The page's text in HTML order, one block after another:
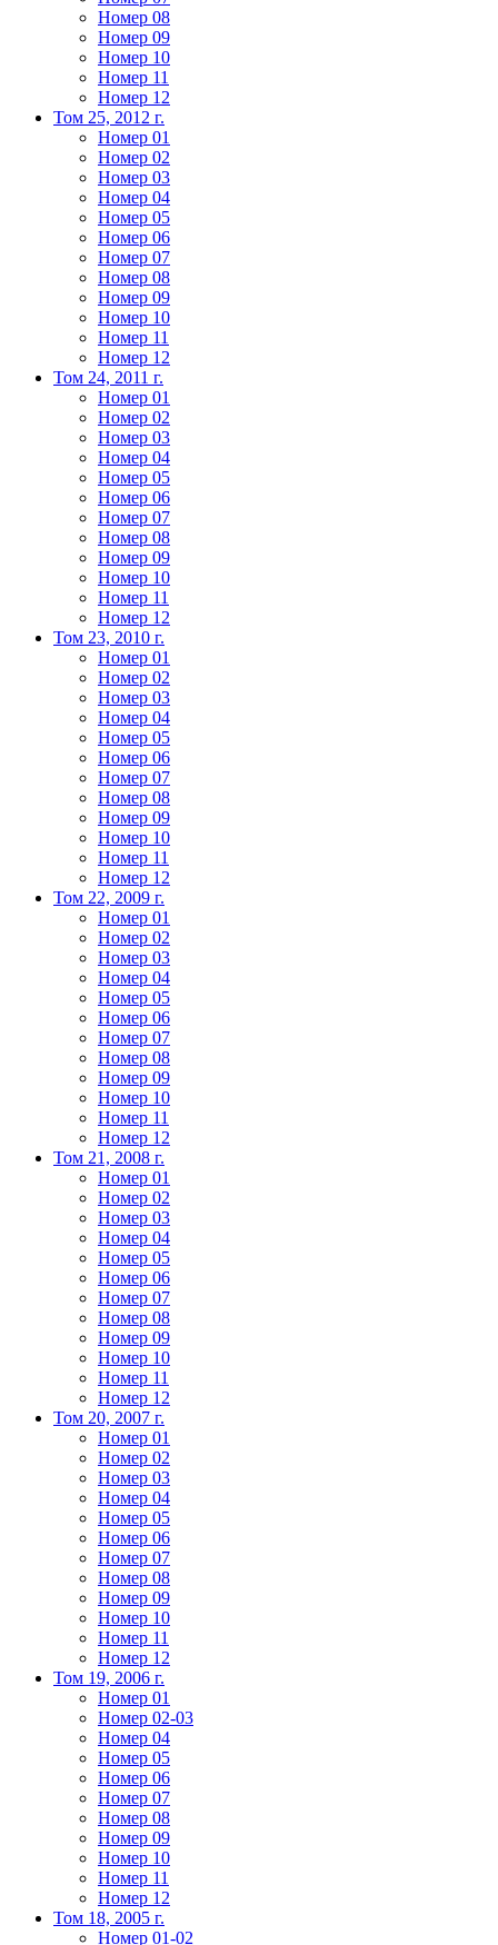
Номер 08
Номер 09
Номер 10
Номер 11
Номер 12
Том 25, 2012 г.
Номер 01
Номер 02
Номер 03
Номер 04
Номер 05
Номер 06
Номер 07
Номер 08
Номер 09
Номер 10
Номер 11
Номер 12
Том 24, 2011 г.
Номер 01
Номер 02
Номер 03
Номер 04
Номер 05
Номер 06
Номер 07
Номер 08
Номер 09
Номер 10
Номер 11
Номер 12
Том 23, 2010 г.
Номер 01
Номер 02
Номер 03
Номер 04
Номер 05
Номер 06
Номер 07
Номер 08
Номер 09
Номер 10
Номер 11
Номер 12
Том 22, 2009 г.
Номер 01
Номер 02
Номер 03
Номер 04
Номер 05
Номер 06
Номер 07
Номер 08
Номер 09
Номер 10
Номер 11
Номер 12
Том 21, 2008 г.
Номер 01
Номер 02
Номер 03
Номер 04
Номер 05
Номер 06
Номер 07
Номер 08
Номер 09
Номер 10
Номер 11
Номер 12
Том 20, 2007 г.
Номер 01
Номер 02
Номер 03
Номер 04
Номер 05
Номер 06
Номер 07
Номер 08
Номер 09
Номер 10
Номер 11
Номер 12
Том 19, 2006 г.
Номер 01
Номер 02-03
Номер 04
Номер 05
Номер 06
Номер 07
Номер 08
Номер 09
Номер 10
Номер 11
Номер 12
Том 18, 2005 г.
Номер 01-02